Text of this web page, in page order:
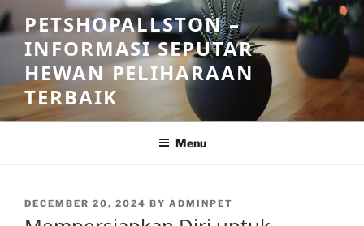
Skip
to
content
PETSHOPALLSTON –
INFORMASI SEPUTAR
HEWAN PELIHARAAN
TERBAIK
Menu
POSTED
DECEMBER 20, 2024 BY ADMINPET